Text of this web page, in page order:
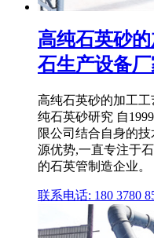
高纯石英砂
石生产设备厂
高纯石英砂的加工
纯石英砂研究 自
限公司结合自身的
源优势,一直专注于
的石英管制造企业。
联系电话: 180 3780